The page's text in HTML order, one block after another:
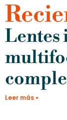
Lentes
Leer más »